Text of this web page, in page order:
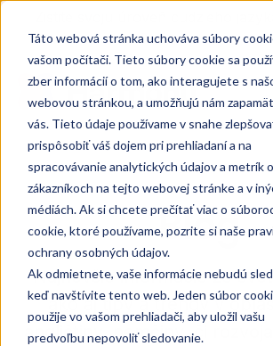
Táto webová stránka uchováva súbory
vašom počítači. Tieto súbory cookie sa
zber informácií o tom, ako interagujete s
webovou stránkou, a umožňujú nám
vás. Tieto údaje používame v snahe
prispôsobiť váš dojem pri prehliadaní a na
spracovávanie analytických údajov a metrík
zákazníkoch na tejto webovej stránke a v
médiách. Ak si chcete prečítať viac o
cookie, ktoré používame, pozrite si naše
ochrany osobných údajov.
Ak odmietnete, vaše informácie nebudú
keď navštívite tento web. Jeden súbor
použije vo vašom prehliadači, aby uložil vašu
predvoľbu nepovoliť sledovanie.
Zistite svoju úroveň cudzieho
Otestovať sa teraz
Blog
Najnovšie informácie zo
ako aj tipy a trendy v
angličtiny, nemčiny, či